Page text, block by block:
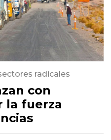
radicales
con
la fuerza